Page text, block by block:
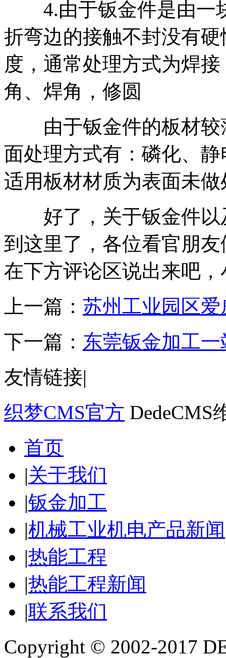
4.由于钣金件是由一
折弯边的接触不封没有
度，通常处理方式为焊
角、焊角，修圆
由于钣金件的板材较
面处理方式有：磷化、
适用板材材质为表面未
好了，关于钣金件以
到这里了，各位看官朋
在下方评论区说出来吧
上一篇： 苏州工业园区
下一篇： 东莞钣金加工
友情链接|
织梦CMS官方 DedeCMS
首页
|关于我们
|钣金加工
|机械工业机电产品新闻
|热能工程
|热能工程新闻
|联系我们
Copyright © 2002-2017